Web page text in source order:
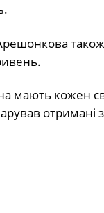
також
мають кожен
отримані